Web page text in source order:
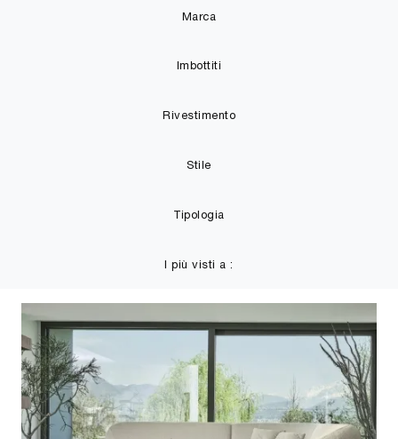
Marca
Imbottiti
Rivestimento
Stile
Tipologia
I più visti a :